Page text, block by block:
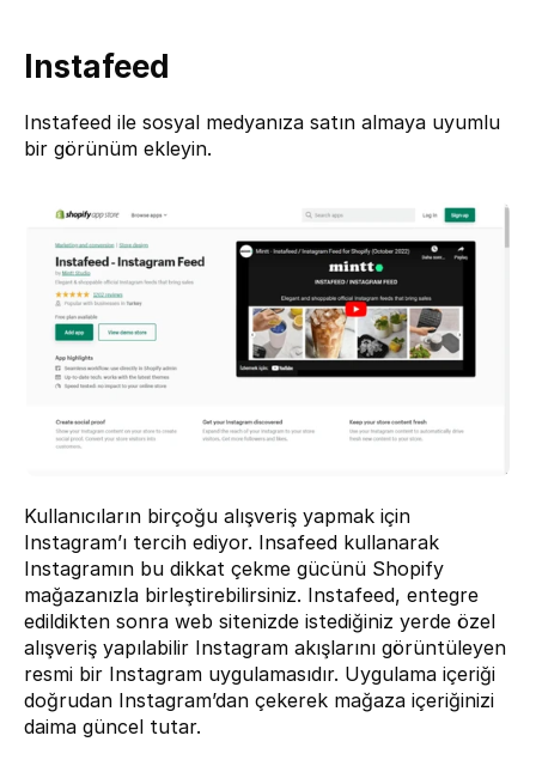
Instafeed
Instafeed ile sosyal medyanıza satın almaya uyumlu
bir görünüm ekleyin.
Kullanıcıların birçoğu alışveriş yapmak için
Instagram’ı tercih ediyor. Insafeed kullanarak
Instagramın bu dikkat çekme gücünü Shopify
mağazanızla birleştirebilirsiniz. Instafeed, entegre
edildikten sonra web sitenizde istediğiniz yerde özel
alışveriş yapılabilir Instagram akışlarını görüntüleyen
resmi bir Instagram uygulamasıdır. Uygulama içeriği
doğrudan Instagram’dan çekerek mağaza içeriğinizi
daima güncel tutar.